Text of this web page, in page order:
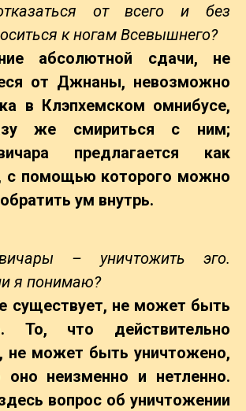
от всего и без
к ногам Всевышнего?
абсолютной сдачи, не
от Джнаны, невозможно
в Клэпхемском омнибусе,
же смириться с ним;
предлагается как
с помощью которого можно
ум внутрь.
– уничтожить эго.
я понимаю?
существует, не может быть
То, что действительно
не может быть уничтожено,
оно неизменно и нетленно.
вопрос об уничтожении